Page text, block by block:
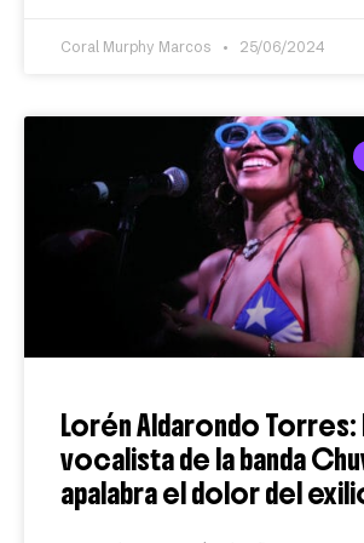
Coral Murphy Marcos 25/06/2024
Lorén Aldarondo Torres:
vocalista de la banda
apalabra el dolor del